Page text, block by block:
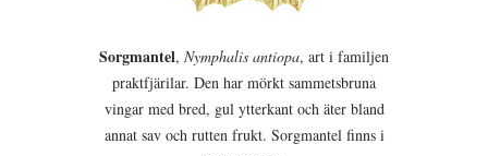
Sorgmantel, Nymphalis antiopa, art i familjen
praktfjärilar. Den har mörkt sammetsbruna
vingar med bred, gul ytterkant och äter bland
annat sav och rutten frukt. Sorgmantel finns i